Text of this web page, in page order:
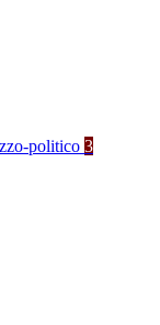
politico 3